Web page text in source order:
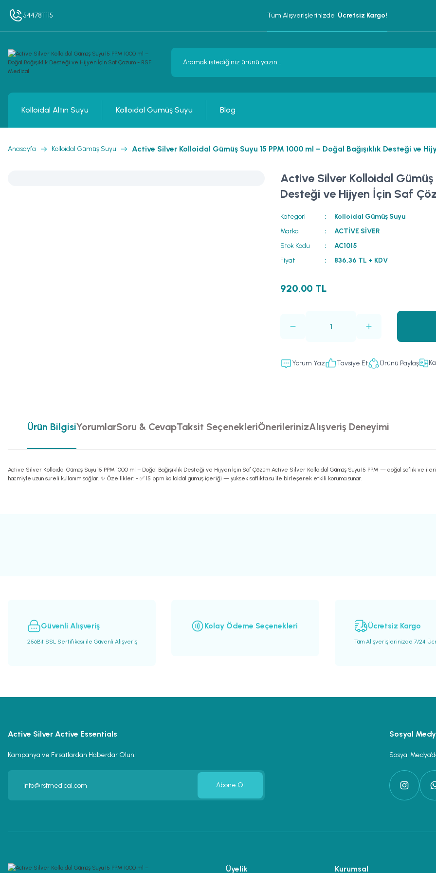
5447811115 Tüm Alışverişlerinizde Ücretsiz Kargo!
Kolloidal Altın Suyu Kolloidal Gümüş Suyu Blog
Anasayfa Kolloidal Gümüş Suyu Active Silver Kolloidal Gümüş Suyu 15 PPM 1000 ml – Doğal Bağışıklık Desteği ve
Active Silver Kolloidal Gümüş
Desteği ve Hijyen İçin Saf
Kategori
Kolloidal Gümüş Suyu
Marka
ACTİVE SİVER
Stok Kodu
AC1015
Fiyat
836,36 TL + KDV
920,00 TL
Yorum Yaz Tavsiye Et Ürünü Paylaş
Ürün BilgisiYorumlarSoru & CevapTaksit SeçenekleriÖnerilerinizAlışveriş Deneyimi
Active Silver Kolloidal Gümüş Suyu 15 PPM 1000 ml – Doğal Bağışıklık Desteği ve Hijyen İçin Saf Çözüm Active Silver Kolloidal Gümüş Suyu 15 PPM — doğal saflık
hacmiyle uzun süreli kullanım sağlar. ✨ Özellikler: - ✅ 15 ppm kolloidal gümüş içeriği — yüksek saflıkta su ile birleşerek etkili koruma sunar.
Güvenli Alışveriş
256Bit SSL Sertifikası ile Güvenli Alışveriş
Kolay Ödeme Seçenekleri Ücretsiz Kargo
Tüm Alışverişlerinizde 7/24
Active Silver Active Essentials
Kampanya ve Fırsatlardan Haberdar Olun!
Abone Ol
Sosyal
Sosyal
Üyelik Kurumsal